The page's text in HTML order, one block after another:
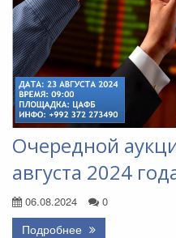
Очередной
августа 2024
06.08.2024 0
Подробнее